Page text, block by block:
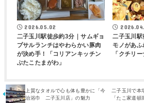
2026.05.02
二子玉川駅徒歩約3分｜サムギョ
プサルランチはやわらかい豚肉
が決め手！「コリアンキッチン
ぶたこたまがわ」
二子玉川
モノがあ
「クチリー
上質なタオルで心も体も豊かに「今
治浴巾 二子玉川店」の魅力
二子玉川で
「たこ家道頓